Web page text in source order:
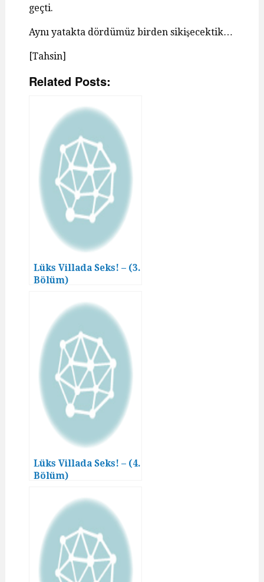
geçti.
Aynı yatakta dördümüz birden sikişecektik…
[Tahsin]
Related Posts:
Lüks Villada Seks! – (3.
Bölüm)
Lüks Villada Seks! – (4.
Bölüm)